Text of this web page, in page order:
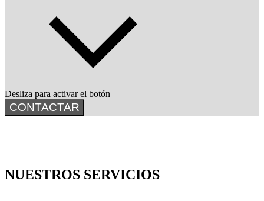
Desliza para activar el botón
CONTACTAR
NUESTROS SERVICIOS